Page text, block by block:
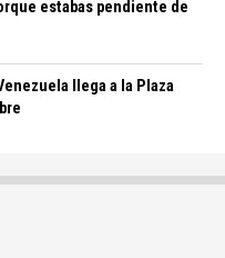
estabas pendiente de
llega a la Plaza